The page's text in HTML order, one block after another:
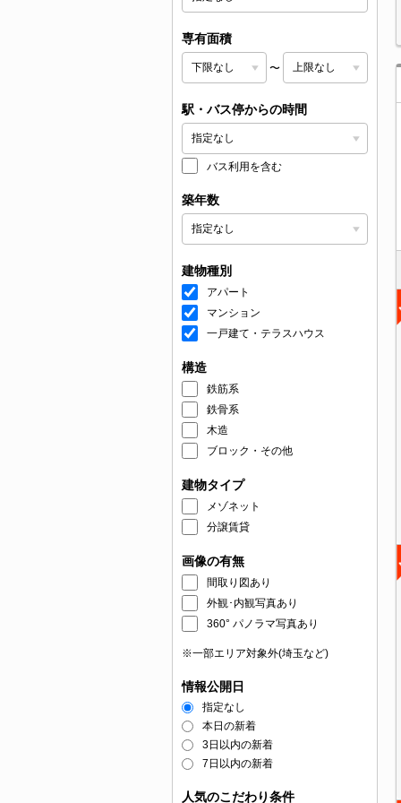
専有面積
〜
駅・バス停からの時間
バス利用を含む
築年数
建物種別
アパート
マンション
一戸建て・テラスハウス
構造
鉄筋系
鉄骨系
木造
ブロック・その他
建物タイプ
メゾネット
分譲賃貸
画像の有無
間取り図あり
外観･内観写真あり
360° パノラマ写真あり
※一部エリア対象外(埼玉など)
情報公開日
指定なし
本日の新着
3日以内の新着
7日以内の新着
人気のこだわり条件